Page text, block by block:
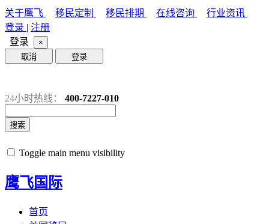
关于鹰飞 移民定制 移民排期 在线咨询
行业资讯
登录 | 注册
登录
×
取消
登录
24小时热线： 400-7227-010
搜索
Toggle main menu visibility
鹰飞国际
首页